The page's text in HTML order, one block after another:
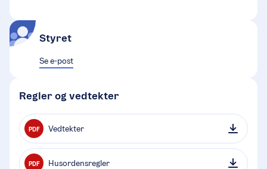
Styret
Se e-post
Regler og vedtekter
PDF Vedtekter
PDF Husordensregler